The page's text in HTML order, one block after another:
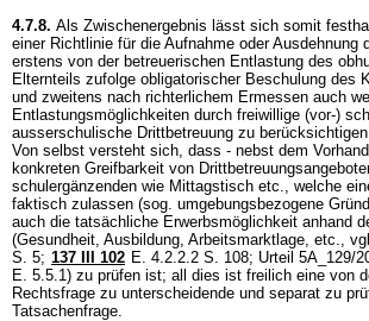
4.7.8. Als Zwischenergebnis lässt sich somit
einer Richtlinie für die Aufnahme oder Ausdehnung
erstens von der betreuerischen Entlastung des
Elternteils zufolge obligatorischer Beschulung des
und zweitens nach richterlichem Ermessen auch
Entlastungsmöglichkeiten durch freiwillige (vor-)
ausserschulische Drittbetreuung zu
Von selbst versteht sich, dass - nebst dem
konkreten Greifbarkeit von
schulergänzenden wie Mittagstisch etc., welche
faktisch zulassen (sog. umgebungsbezogene
auch die tatsächliche Erwerbsmöglichkeit anhand
(Gesundheit, Ausbildung, Arbeitsmarktlage, etc.,
S. 5; 137 III 102 E. 4.2.2.2 S. 108; Urteil 5A_129/
E. 5.5.1) zu prüfen ist; all dies ist freilich eine von
Rechtsfrage zu unterscheidende und separat zu
Tatsachenfrage.